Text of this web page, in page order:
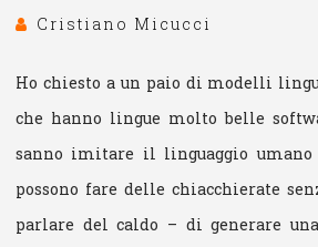
Cristiano Micucci
Ho chiesto a un paio di modelli
che hanno lingue molto belle
sanno imitare il linguaggio
possono fare delle chiacchierate
parlare del caldo – di generare